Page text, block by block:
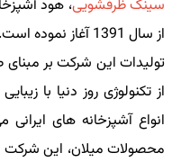
سینک ظرفشویی، هود
از سال 1391 آغاز نموده است.
تولیدات این شرکت بر
از تکنولوژی روز دنیا با
انواع آشپزخانه های
محصولات میلان، این شرکت